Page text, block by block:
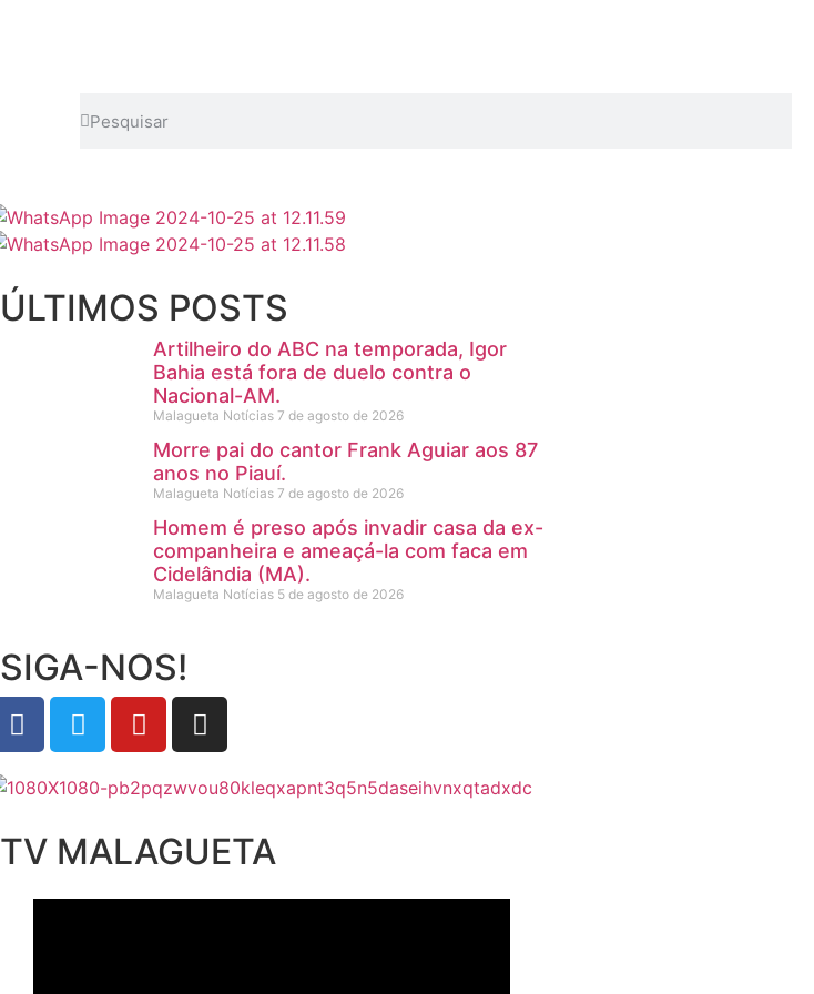
ÚLTIMOS POSTS
Artilheiro do ABC na temporada, Igor
Bahia está fora de duelo contra o
Nacional-AM.
Malagueta Notícias 7 de agosto de 2026
Morre pai do cantor Frank Aguiar aos 87
anos no Piauí.
Malagueta Notícias 7 de agosto de 2026
Homem é preso após invadir casa da ex-
companheira e ameaçá-la com faca em
Cidelândia (MA).
Malagueta Notícias 5 de agosto de 2026
SIGA-NOS!
TV MALAGUETA